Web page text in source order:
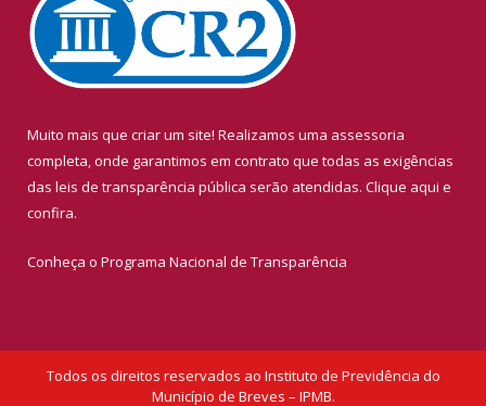
Muito mais que criar um site! Realizamos uma assessoria
completa, onde garantimos em contrato que todas as exigências
das leis de transparência pública serão atendidas. Clique aqui e
confira.
Conheça o Programa Nacional de Transparência
Todos os direitos reservados ao Instituto de Previdência do
Município de Breves – IPMB.